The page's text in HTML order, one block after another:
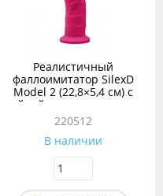
Реалистичный
фаллоимитатор SilexD
Model 2 (22,8×5,4 см) с
двойной плотностью, ярко-
розовый
220512
В наличии